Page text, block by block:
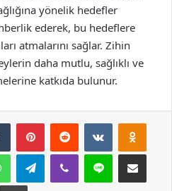
yönelik hedefler
ederek, bu hedeflere
atmalarını sağlar. Zihin
daha mutlu, sağlıklı ve
katkıda bulunur.
Tumblr PinterestReddit VKontakte
WhatsAppTelegramViber Line E-Posta ile
Yazdır